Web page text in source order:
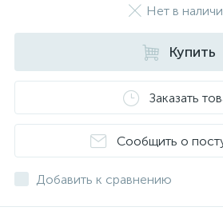
Нет в
Купить
Заказать
Сообщить о
Добавить к сравнению